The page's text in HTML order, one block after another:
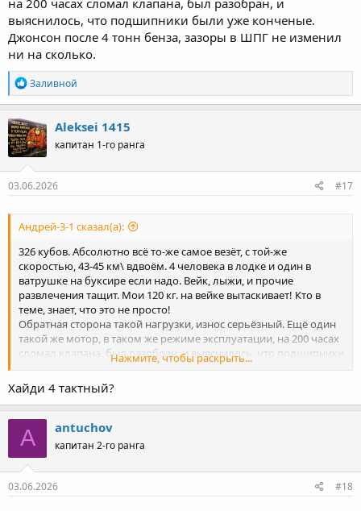
выяснилось, что подшипники были уже конченые.
Джонсон после 4 тонн бенза, зазоры в ШПГ не изменил
ни на сколько.
Р
е
а
к
ц
и
и
:
Заливной
Aleksei 1415
капитан 1-го ранга
03.06.2026 #17
Андрей-3-1 сказал(а):
326 кубов. Абсолютно всё то-же самое везёт, с той-же
скоростью, 43-45 км\ вдвоём. 4 человека в лодке и один в
ватрушке на буксире если надо. Вейк, лыжи, и прочие
развлечения тащит. Мои 120 кг. на вейке вытаскивает! Кто в
теме, знает, что это не просто!
Обратная сторона такой нагрузки, износ серьёзный. Ещё один
такой же мотор, в таком же режиме эксплуатации, на 200 часах
сломал клапана, был разобран, и выяснилось, что подшипники
были уже конченые. Джонсон после 4 тонн бенза, зазоры в
ШПГ не изменил ни на сколько.
Нажмите, чтобы раскрыть...
Хайди 4 тактный?
A antuchov
капитан 2-го ранга
03.06.2026 #18